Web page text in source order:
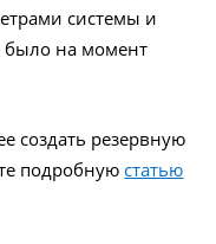
системы и
было на момент
создать резервную
подробную статью